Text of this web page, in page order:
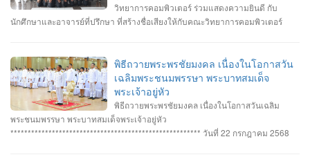
วิทยาการคอมพิวเตอร์ ร่วมแสดงความยินดี กับ
นักศึกษาและอาจารย์ที่ปรึกษา ที่สร้างชื่อเสียงให้กับคณะวิทยาการคอมพิวเตอร์
ปลอดภัยทางไซเบอร์ IT RERU CYBER HACKATHON#1 2025 ภายใต้โครงการ
“เปิดโลกวิชาการ 25 ปี มหาวิทยาลัยราชภัฏร้อยเอ็ด” วันที่ 7-8 กรกฎาคม 2568 รุ่น
Senior #รางวัลชนะเลิศ ทีม Don’t know Everything นายชัยวัฒน์ ชัยฤทธิ์ นาย
อาทิตย์ สายกนก นายสุริยา ขันทา ทำคะแนนได้สูงสุด 2260 คะแนน #รางวัลรอง
ชนะเลิศอันดับที่_1 ทีม MVP นายอัมรินทร์ จำปาหอม นายนวพงษ์ ธรรมสัตย์ นายวี
รพงษ์ โสระธิ ทำคะแนนได้ 1310 คะแนน #รางวัลรองชนะเลิศอันดับที่_2 ทีม
พิธีถวายพระพรชัยมงคล เนื่องในโอกาสวัน
เฉลิมพระชนมพรรษา พระบาทสมเด็จ
พระเจ้าอยู่หัว
พิธีถวายพระพรชัยมงคล เนื่องในโอกาสวันเฉลิม
พระชนมพรรษา พระบาทสมเด็จพระเจ้าอยู่หัว
******************************************************* วันที่ 22 กรกฎาคม 2568